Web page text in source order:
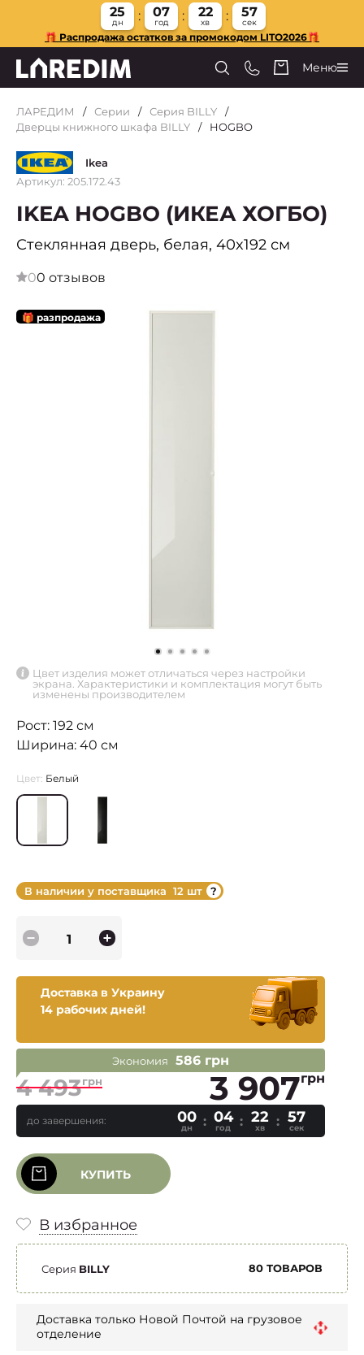
25
дн
07
год
22
хв
57
сек
🎁 Распродажа остатков за промокодом LITO2026🎁
Меню
ЛАРЕДИМ Серии
Серия BILLY
Дверцы книжного шкафа BILLY
HOGBO
Ikea
Артикул: 205.172.43
IKEA HOGBO (ИКЕА ХОГБО)
Стеклянная дверь, белая, 40x192 см
00 отзывов
🎁 разпродажа
Цвет изделия может отличаться через настройки
экрана. Характеристики и комплектация могут быть
изменены производителем
Рост: 192 см
Ширина: 40 см
Цвет: Белый
В наличии у поставщика 12 шт
Доставка в Украину
14 рабочих дней!
Экономия 586 грн
4 493грн 3 907грн
до завершения: 00
дн
04
год
22
хв
56
сек
КУПИТЬ
В избранное
Серия BILLY 80 ТОВАРОВ
Доставка только Новой Почтой на грузовое
отделение